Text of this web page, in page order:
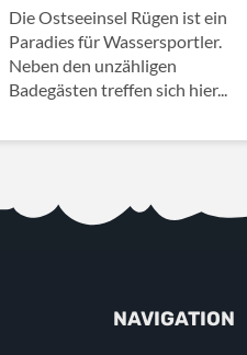
Die Ostseeinsel Rügen ist ein
Paradies für Wassersportler.
Neben den unzähligen
Badegästen treffen sich hier...
NAVIGATION